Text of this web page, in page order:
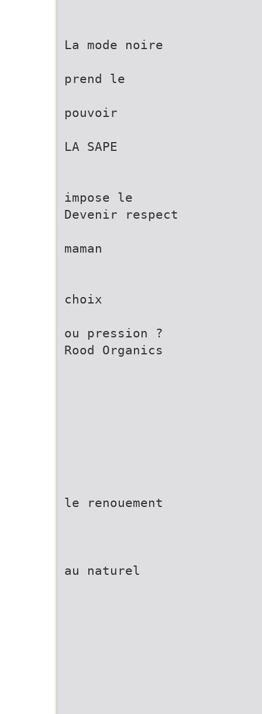
La mode noire
prend le
pouvoir
LA SAPE
impose le
Devenir respect
maman
choix
ou pression ?
Rood Organics
le renouement
au naturel